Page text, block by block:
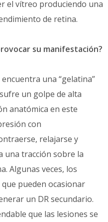
el vítreo produciendo una
de retina.
su manifestación?
una “gelatina”
un golpe de alta
anatómica en este
con
relajarse y
una tracción sobre la
Algunas veces, los
pueden ocasionar
un DR secundario.
que las lesiones se